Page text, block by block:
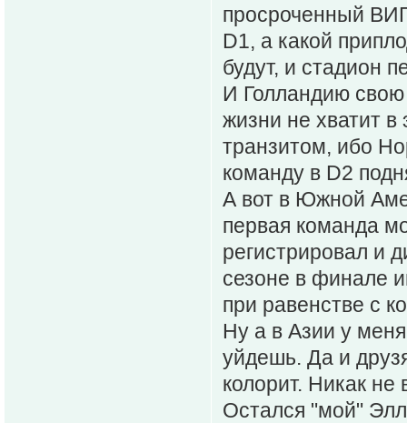
просроченный
D1, а какой
будут, и стадион
И Голландию свою
жизни не хватит в
транзитом, ибо
команду в D2
А вот в Южной
первая команда
регистрировал и
сезоне в финале
при равенстве с
Ну а в Азии у
уйдешь. Да и
колорит. Никак не
Остался "мой"